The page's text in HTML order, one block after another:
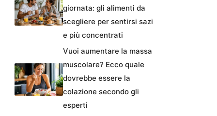
giornata: gli alimenti da
scegliere per sentirsi sazi
e più concentrati
Vuoi aumentare la massa
muscolare? Ecco quale
dovrebbe essere la
colazione secondo gli
esperti